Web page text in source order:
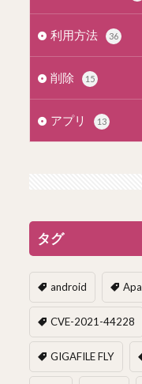
利用方法 36
削除 15
アプリ 13
タグ
android
CVE-2021-44228
GIGAFILE FLY